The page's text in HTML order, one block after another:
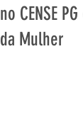
no CENSE
da Mulher